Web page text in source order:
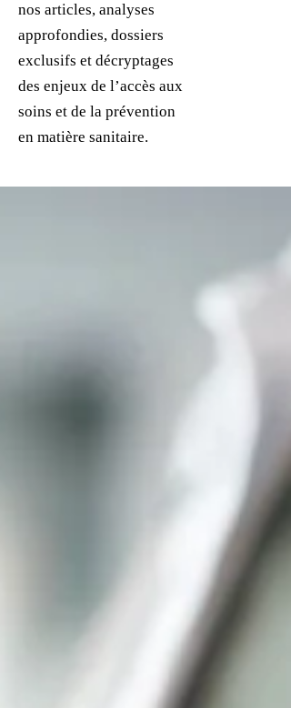
nos articles, analyses
approfondies, dossiers
exclusifs et décryptages
des enjeux de l’accès aux
soins et de la prévention
en matière sanitaire.